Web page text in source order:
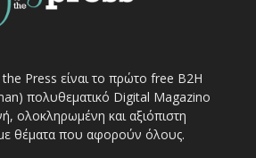
Press είναι το πρώτο free Β2Η
πολυθεματικό Digital Magazino
ολοκληρωμένη και αξιόπιστη
θέματα που αφορούν όλους.